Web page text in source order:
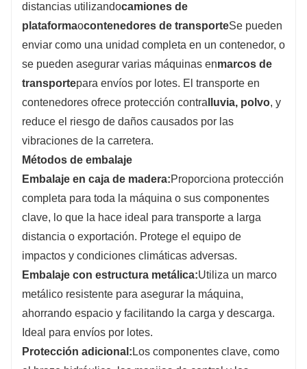
distancias utilizandocamiones de
plataformaocontenedores de transporteSe pueden
enviar como una unidad completa en un contenedor, o
se pueden asegurar varias máquinas enmarcos de
transportepara envíos por lotes. El transporte en
contenedores ofrece protección contra lluvia, polvo, y
reduce el riesgo de daños causados ​​por las
vibraciones de la carretera.
Métodos de embalaje
Embalaje en caja de madera:Proporciona protección
completa para toda la máquina o sus componentes
clave, lo que la hace ideal para transporte a larga
distancia o exportación. Protege el equipo de
impactos y condiciones climáticas adversas.
Embalaje con estructura metálica:Utiliza un marco
metálico resistente para asegurar la máquina,
ahorrando espacio y facilitando la carga y descarga.
Ideal para envíos por lotes.
Protección adicional: Los componentes clave, como